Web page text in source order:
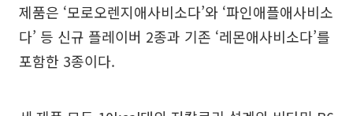
제품은 ‘모로오렌지애사비소다’와 ‘파인애플애사비소
다’ 등 신규 플레이버 2종과 기존 ‘레몬애사비소다’를
포함한 3종이다.